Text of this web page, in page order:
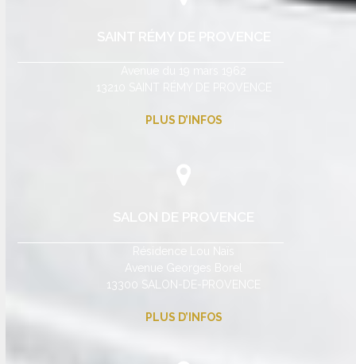
PLUS D’INFOS
Résidence Lou Naïs
Avenue Georges Borel
13300 SALON-DE-PROVENCE
PLUS D’INFOS